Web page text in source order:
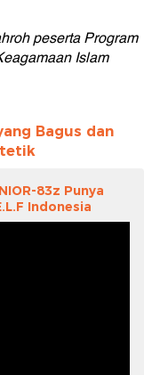
peserta Program
Islam
Bagus dan
83z Punya
Indonesia